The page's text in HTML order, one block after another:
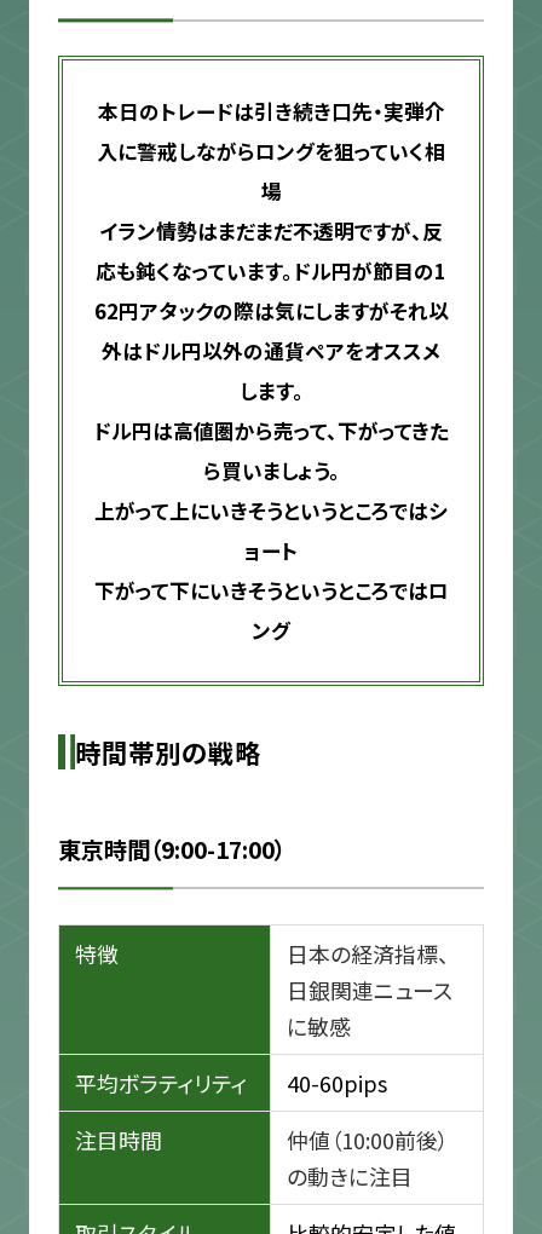
本日のトレードは引き続き口先・実弾介
入に警戒しながらロングを狙っていく相
場
イラン情勢はまだまだ不透明ですが、反
応も鈍くなっています。ドル円が節目の1
62円アタックの際は気にしますがそれ以
外はドル円以外の通貨ペアをオススメ
します。
ドル円は高値圏から売って、下がってきた
ら買いましょう。
上がって上にいきそうというところではシ
ョート
下がって下にいきそうというところではロ
ング
時間帯別の戦略
東京時間（9:00-17:00）
特徴
日本の経済指標、
日銀関連ニュース
に敏感
平均ボラティリティ
40-60pips
注目時間
仲値（10:00前後）
の動きに注目